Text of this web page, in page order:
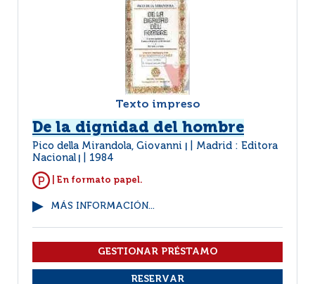
Texto impreso
De la dignidad del hombre
Pico della Mirandola, Giovanni
Madrid : Editora
Nacional
1984
| En formato papel.
MÁS INFORMACIÓN...